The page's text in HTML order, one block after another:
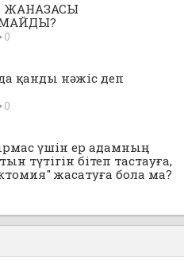
ЖАНАЗАСЫ
0
қанды нәжіс деп
0
үшін ер адамның
түтігін бітеп тастауға,
жасатуға бола ма?